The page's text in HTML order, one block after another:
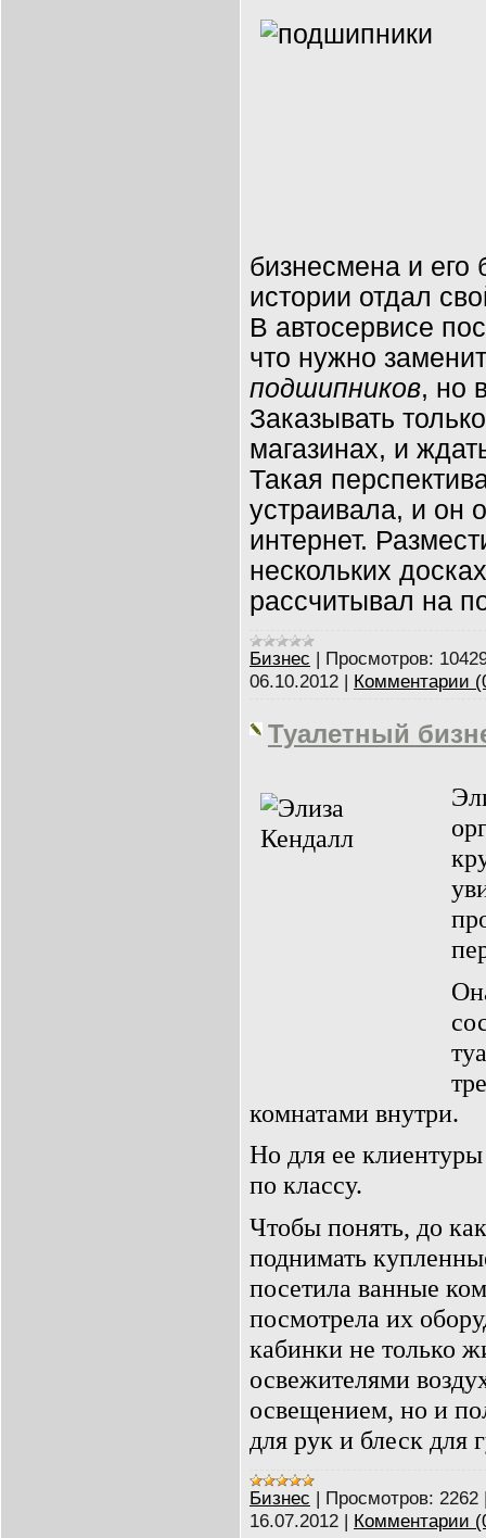
бизнесмена и его
истории отдал
В автосервисе
что нужно
подшипников, но
Заказывать
магазинах, и
Такая
устраивала, и он
интернет.
нескольких
рассчитывал на
Бизнес | Просмотров:
06.10.2012 | Комментарии
Туалетный
комнатами внутри.
Но для ее
по классу.
Чтобы понять, до
поднимать
посетила ванные
посмотрела их
кабинки не только
освежителями
освещением, но и
для рук и блеск для
Бизнес | Просмотров: 2262
16.07.2012 | Комментарии